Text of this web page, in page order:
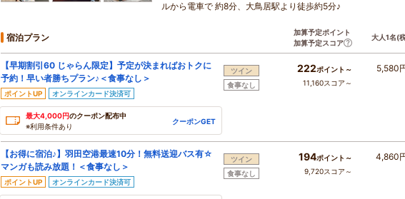
ルから電車で 約8分、大鳥居駅より徒歩約5分♪
宿泊プラン
加算予定ポイント
加算予定スコア
大人1名(
【早期割引60 じゃらん限定】予定が決まればおトクに
予約！早い者勝ちプラン♪＜食事なし＞
ポイントUP オンラインカード決済可
最大4,000円のクーポン配布中
※利用条件あり
クーポンGET
ツイン
食事なし
222ポイント～
11,160スコア～
5,580
【お得に宿泊♪】羽田空港最速10分！無料送迎バス有☆
マンガも読み放題！＜食事なし＞
ポイントUP オンラインカード決済可
ツイン
食事なし
194ポイント～
9,720スコア～
4,860